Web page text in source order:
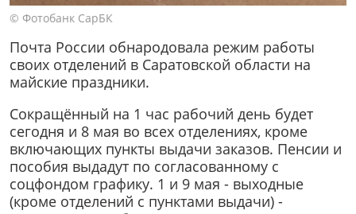
© Фотобанк СарБК
Почта России обнародовала режим работы
своих отделений в Саратовской области на
майские праздники.
Сокращённый на 1 час рабочий день будет
сегодня и 8 мая во всех отделениях, кроме
включающих пункты выдачи заказов. Пенсии и
пособия выдадут по согласованному с
соцфондом графику. 1 и 9 мая - выходные
(кроме отделений с пунктами выдачи) -